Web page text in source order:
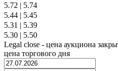
5.72 | 5.74
5.44 | 5.45
5.31 | 5.39
5.30 | 5.50
Legal close - цена аукциона
цена торгового дня